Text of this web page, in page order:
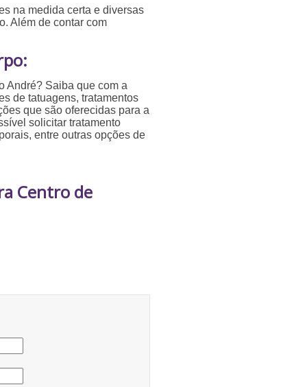
na medida certa e diversas
Além de contar com
André? Saiba que com a
de tatuagens, tratamentos
que são oferecidas para a
solicitar tratamento
entre outras opções de
Centro de